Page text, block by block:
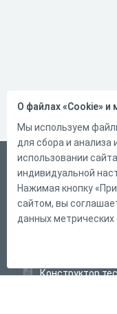
Русский
Справка
Форма
Конструктор
О файлах «Cookie» и
Мы используем
для сбора и
использовании
индивидуальной
Нажимая кнопку
сайтом, вы
данных метрических